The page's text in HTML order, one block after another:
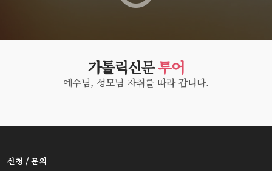
가톨릭신문투어
예수님, 성모님 자취를 따라 갑니다.
신청 / 문의